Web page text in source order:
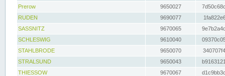
Prerow
9650027
RUDEN
9690077
SASSNITZ
9670065
SCHLESWIG
9610040
STAHLBRODE
9650070
STRALSUND
9650043
THIESSOW
9670067